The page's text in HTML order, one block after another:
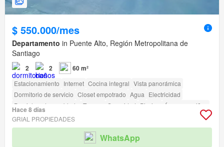
$ 550.000/mes
Departamento in Puente Alto, Región Metropolitana de
Santiago
2 2 60 m²
Estacionamiento Internet Cocina integral Vista panorámica
Dormitorio de servicio Closet empotrado Agua Electricidad
Parcialmente amoblado
Terraza Seguridad Piscina
Área para niños
Jardín
Conserje Parilla
Hace 8 días
GRIAL PROPIEDADES
WhatsApp